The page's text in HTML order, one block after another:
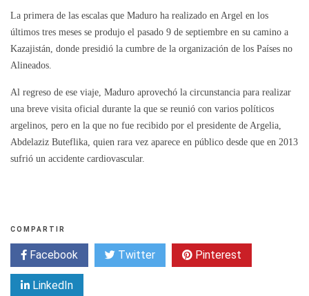
La primera de las escalas que Maduro ha realizado en Argel en los
últimos tres meses se produjo el pasado 9 de septiembre en su camino a
Kazajistán, donde presidió la cumbre de la organización de los Países no
Alineados.
Al regreso de ese viaje, Maduro aprovechó la circunstancia para realizar
una breve visita oficial durante la que se reunió con varios políticos
argelinos, pero en la que no fue recibido por el presidente de Argelia,
Abdelaziz Buteflika, quien rara vez aparece en público desde que en 2013
sufrió un accidente cardiovascular.
COMPARTIR
Facebook Twitter Pinterest
LinkedIn